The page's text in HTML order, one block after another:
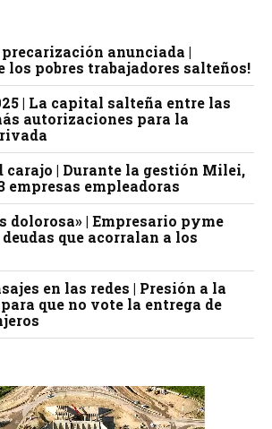
anunciada |
los pobres trabajadores salteños!
| La capital salteña entre las
autorizaciones para la
| Durante la gestión Milei,
empresas empleadoras
dolorosa» | Empresario pyme
que acorralan a los
en las redes | Presión a la
que no vote la entrega de